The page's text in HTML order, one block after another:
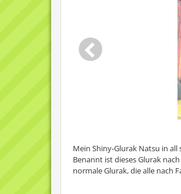
Mein Shiny-Glurak Natsu in
Benannt ist dieses Glurak
normale Glurak, die alle nach